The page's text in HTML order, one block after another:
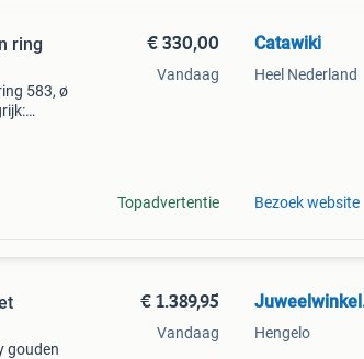
ring
583, ø
€ 330,00
Vandaag
Topadvertentie
Catawiki
Heel Nederland
Bezoek website
gouden
€ 1.389,95
Vandaag Hengelo